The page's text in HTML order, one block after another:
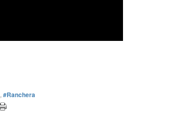
, #Ranchera